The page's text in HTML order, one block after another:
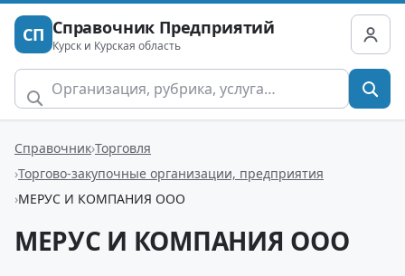
СП Справочник Предприятий
Курск и Курская область
Справочник Торговля
Торгово-закупочные организации, предприятия
МЕРУС И КОМПАНИЯ ООО
МЕРУС И КОМПАНИЯ ООО